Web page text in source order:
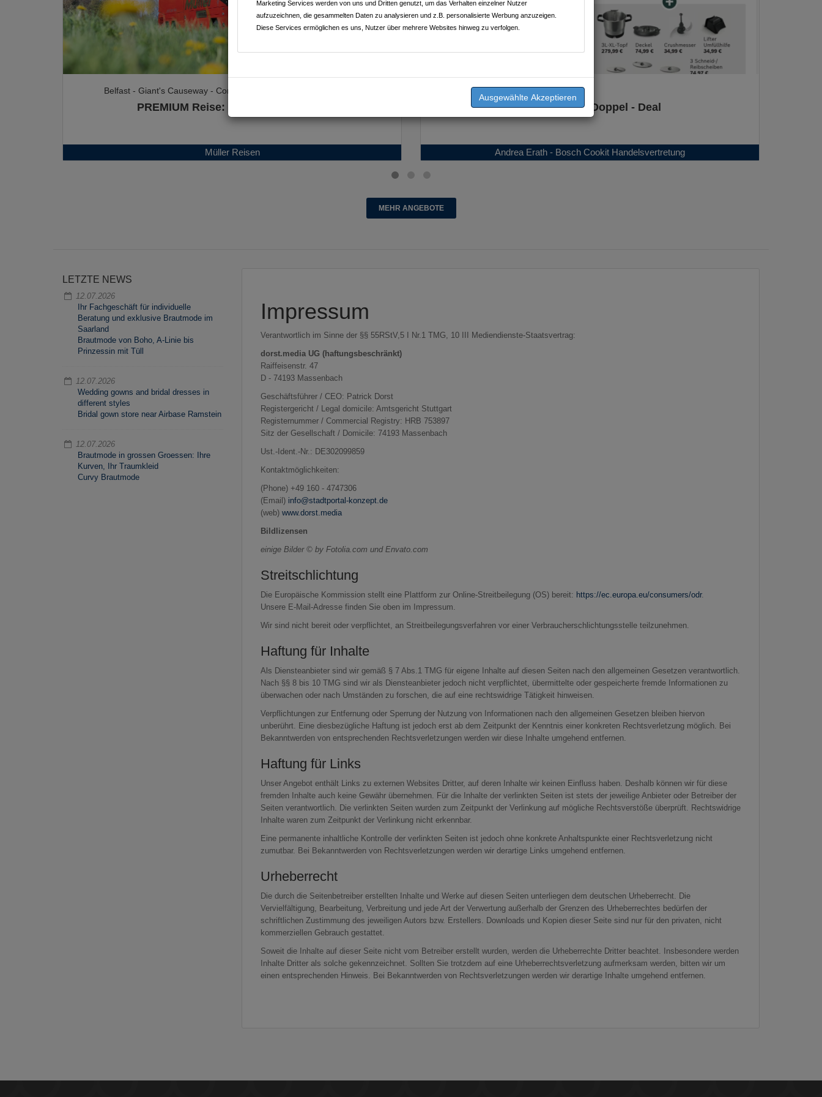
Marketing Services werden von uns und Dritten genutzt, um das Verhalten einzelner Nutzer
aufzuzeichnen, die gesammelten Daten zu analysieren und z.B. personalisierte Werbung anzuzeigen.
Diese Services ermöglichen es uns, Nutzer über mehrere Websites hinweg zu verfolgen.
Belfast - Giant's Causeway - Connemara - Cliffs of Moher - Dublin
PREMIUM Reise: Irland & Nordirland
Müller Reisen
Unser Mega - Doppel - Deal
Andrea Erath - Bosch Cookit Handelsvertretung
MEHR ANGEBOTE
LETZTE NEWS
12.07.2026
Ihr Fachgeschäft für individuelle
Beratung und exklusive Brautmode im
Saarland
Brautmode von Boho, A-Linie bis
Prinzessin mit Tüll
12.07.2026
Wedding gowns and bridal dresses in
different styles
Bridal gown store near Airbase Ramstein
12.07.2026
Brautmode in grossen Groessen: Ihre
Kurven, Ihr Traumkleid
Curvy Brautmode
Impressum
Verantwortlich im Sinne der §§ 55RStV,5 I Nr.1 TMG, 10 III Mediendienste-Staatsvertrag:
dorst.media UG (haftungsbeschränkt)
Raiffeisenstr. 47
D - 74193 Massenbach
Geschäftsführer / CEO: Patrick Dorst
Registergericht / Legal domicile: Amtsgericht Stuttgart
Registernummer / Commercial Registry: HRB 753897
Sitz der Gesellschaft / Domicile: 74193 Massenbach
Ust.-Ident.-Nr.: DE302099859
Kontaktmöglichkeiten:
(Phone) +49 160 - 4747306
(Email) info@stadtportal-konzept.de
(web) www.dorst.media
Bildlizensen
einige Bilder © by Fotolia.com und Envato.com
Streitschlichtung
Die Europäische Kommission stellt eine Plattform zur Online-Streitbeilegung (OS) bereit: https://ec.europa.eu/consumers/odr.
Unsere E-Mail-Adresse finden Sie oben im Impressum.
Wir sind nicht bereit oder verpflichtet, an Streitbeilegungsverfahren vor einer Verbraucherschlichtungsstelle teilzunehmen.
Haftung für Inhalte
Als Diensteanbieter sind wir gemäß § 7 Abs.1 TMG für eigene Inhalte auf diesen Seiten nach den allgemeinen Gesetzen verantwortlich.
Nach §§ 8 bis 10 TMG sind wir als Diensteanbieter jedoch nicht verpflichtet, übermittelte oder gespeicherte fremde Informationen zu
überwachen oder nach Umständen zu forschen, die auf eine rechtswidrige Tätigkeit hinweisen.
Verpflichtungen zur Entfernung oder Sperrung der Nutzung von Informationen nach den allgemeinen Gesetzen bleiben hiervon
unberührt. Eine diesbezügliche Haftung ist jedoch erst ab dem Zeitpunkt der Kenntnis einer konkreten Rechtsverletzung möglich. Bei
Bekanntwerden von entsprechenden Rechtsverletzungen werden wir diese Inhalte umgehend entfernen.
Haftung für Links
Unser Angebot enthält Links zu externen Websites Dritter, auf deren Inhalte wir keinen Einfluss haben. Deshalb können wir für diese
fremden Inhalte auch keine Gewähr übernehmen. Für die Inhalte der verlinkten Seiten ist stets der jeweilige Anbieter oder Betreiber der
Seiten verantwortlich. Die verlinkten Seiten wurden zum Zeitpunkt der Verlinkung auf mögliche Rechtsverstöße überprüft. Rechtswidrige
Inhalte waren zum Zeitpunkt der Verlinkung nicht erkennbar.
Eine permanente inhaltliche Kontrolle der verlinkten Seiten ist jedoch ohne konkrete Anhaltspunkte einer Rechtsverletzung nicht
zumutbar. Bei Bekanntwerden von Rechtsverletzungen werden wir derartige Links umgehend entfernen.
Urheberrecht
Die durch die Seitenbetreiber erstellten Inhalte und Werke auf diesen Seiten unterliegen dem deutschen Urheberrecht. Die
Vervielfältigung, Bearbeitung, Verbreitung und jede Art der Verwertung außerhalb der Grenzen des Urheberrechtes bedürfen der
schriftlichen Zustimmung des jeweiligen Autors bzw. Erstellers. Downloads und Kopien dieser Seite sind nur für den privaten, nicht
kommerziellen Gebrauch gestattet.
Soweit die Inhalte auf dieser Seite nicht vom Betreiber erstellt wurden, werden die Urheberrechte Dritter beachtet. Insbesondere werden
Inhalte Dritter als solche gekennzeichnet. Sollten Sie trotzdem auf eine Urheberrechtsverletzung aufmerksam werden, bitten wir um
einen entsprechenden Hinweis. Bei Bekanntwerden von Rechtsverletzungen werden wir derartige Inhalte umgehend entfernen.